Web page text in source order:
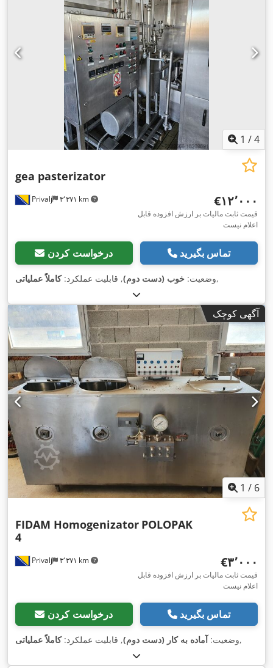
1 /4
Privalj ۳٬۳۷۱ km
gea pasterizator
‎€۱۲٬۰۰۰
قیمت ثابت مالیات بر ارزش افزوده قابل
اعلام نیست
درخواست کردن تماس بگیرید
وضعیت: خوب (دست دوم), قابلیت عملکرد:کاملاً عملیاتی ,
آگهی کوچک
1 / 6
Privalj ۳٬۳۷۱ km
FIDAM Homogenizator POLOPAK
4
‎€۳٬۰۰۰
قیمت ثابت مالیات بر ارزش افزوده قابل
اعلام نیست
درخواست کردن تماس بگیرید
وضعیت: آماده به کار (دست دوم), قابلیت عملکرد:کاملاً عملیاتی ,